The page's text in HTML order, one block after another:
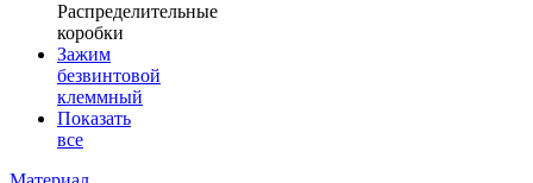
Распределительные
коробки
Зажим
безвинтовой
клеммный
Показать
все